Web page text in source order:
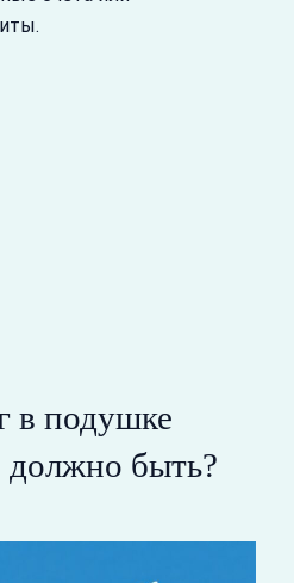
в подушке
должно быть?